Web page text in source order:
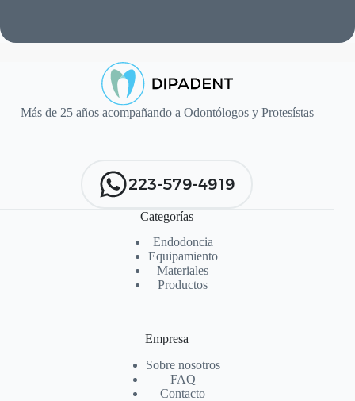
Más de 25 años acompañando a Odontólogos y Protesístas
223-579-4919
Categorías
Endodoncia
Equipamiento
Materiales
Productos
Empresa
Sobre nosotros
FAQ
Contacto